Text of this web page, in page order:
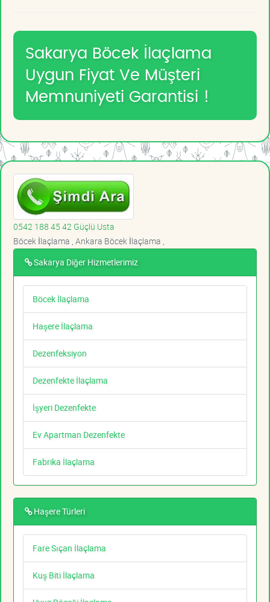
Sakarya Böcek İlaçlama
Uygun Fiyat Ve Müşteri
Memnuniyeti Garantisi !
0542 188 45 42 Güçlü Usta
Böcek İlaçlama , Ankara Böcek İlaçlama ,
Sakarya Diğer Hizmetlerimiz
Böcek İlaçlama
Haşere İlaçlama
Dezenfeksiyon
Dezenfekte İlaçlama
İşyeri Dezenfekte
Ev Apartman Dezenfekte
Fabrika İlaçlama
Haşere Türleri
Fare Sıçan İlaçlama
Kuş Biti İlaçlama